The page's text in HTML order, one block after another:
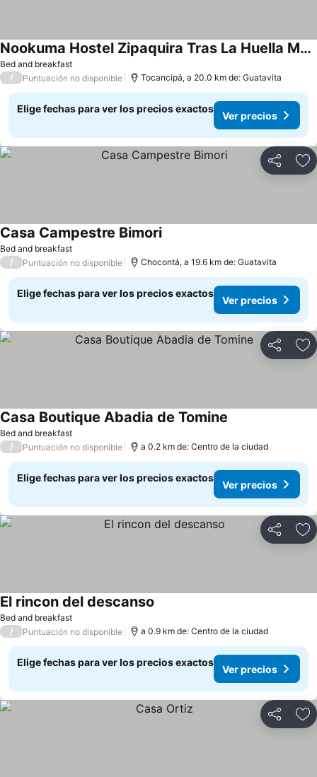
Bed and breakfast
Nookuma Hostel Zipaquira Tras La Huella Muisca
/ Puntuación no disponible Tocancipá, a 20.0 km de: Guatavita
Elige fechas para ver los precios exactos
Ver precios
Compartir
Bed and breakfast
Casa Campestre Bimori
/ Puntuación no disponible Chocontá, a 19.6 km de: Guatavita
Elige fechas para ver los precios exactos
Ver precios
Compartir
Bed and breakfast
Casa Boutique Abadia de Tomine
/ Puntuación no disponible a 0.2 km de: Centro de la ciudad
Elige fechas para ver los precios exactos
Ver precios
Compartir
Bed and breakfast
El rincon del descanso
/ Puntuación no disponible a 0.9 km de: Centro de la ciudad
Elige fechas para ver los precios exactos
Ver precios
Compartir